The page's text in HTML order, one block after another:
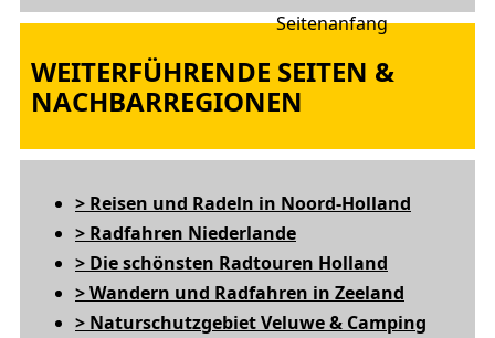
WEITERFÜHRENDE SEITEN &
NACHBARREGIONEN
> Reisen und Radeln in Noord-Holland
> Radfahren Niederlande
> Die schönsten Radtouren Holland
> Wandern und Radfahren in Zeeland
> Naturschutzgebiet Veluwe & Camping